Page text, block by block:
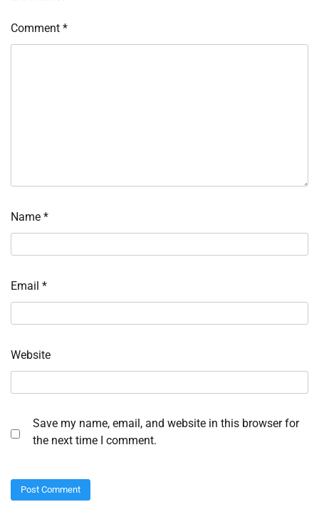
Comment *
Name *
Email *
Website
Save my name, email, and website in this browser for
the next time I comment.